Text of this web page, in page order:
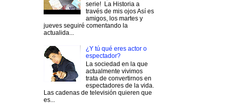
serie! La Historia a
través de mis ojos Así es
amigos, los martes y
jueves seguiré comentando la
actualida...
¿Y tú qué eres actor o
espectador?
La sociedad en la que
actualmente vivimos
trata de convertirnos en
espectadores de la vida.
Las cadenas de televisión quieren que
es...